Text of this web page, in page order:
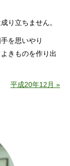
り立ちません。
を思いやり
きものを作り出
平成20年12月 »